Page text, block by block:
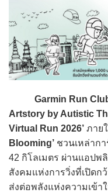
Garmin Run
Artstory by Autistic
Virtual Run 2026’ ภาย
Blooming’ ชวนเหล่าก
42 กิโลเมตร ผ่านแอปพ
สังคมแห่งการวิ่งที่เปิดก
ส่งต่อพลังแห่งความเข้า